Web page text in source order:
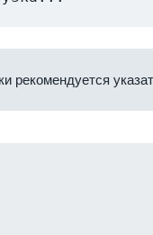
рекомендуется